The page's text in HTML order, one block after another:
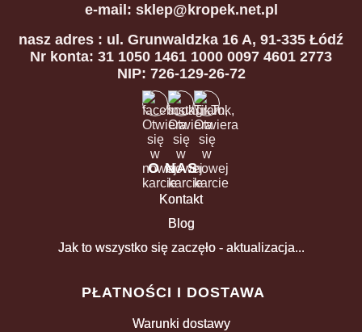
e-mail: sklep@kropek.net.pl
nasz adres : ul. Grunwaldzka 16 A, 91-335 Łódź
Nr konta: 31 1050 1461 1000 0097 4601 2773
NIP: 726-129-26-72
O NAS
Kontakt
Blog
Jak to wszystko się zaczęło - aktualizacja...
PŁATNOŚCI I DOSTAWA
Warunki dostawy